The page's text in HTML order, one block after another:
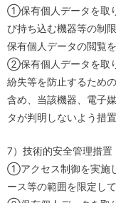
①保有個人データを取
び持ち込む機器等の制
保有個人データの閲覧
②保有個人データを取
紛失等を防止するため
含め、当該機器、電子
タが判明しないよう措
7）技術的安全管理措置
①アクセス制御を実施
ース等の範囲を限定して